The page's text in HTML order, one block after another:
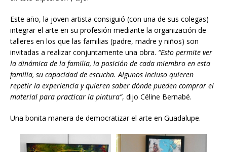
Este año, la joven artista consiguió (con una de sus colegas)
integrar el arte en su profesión mediante la organización de
talleres en los que las familias (padre, madre y niños) son
invitadas a realizar conjuntamente una obra. “Esto permite ver
la dinámica de la familia, la posición de cada miembro en esta
familia, su capacidad de escucha. Algunos incluso quieren
repetir la experiencia y quieren saber dónde pueden comprar el
material para practicar la pintura”, dijo Céline Bernabé.
Una bonita manera de democratizar el arte en Guadalupe.